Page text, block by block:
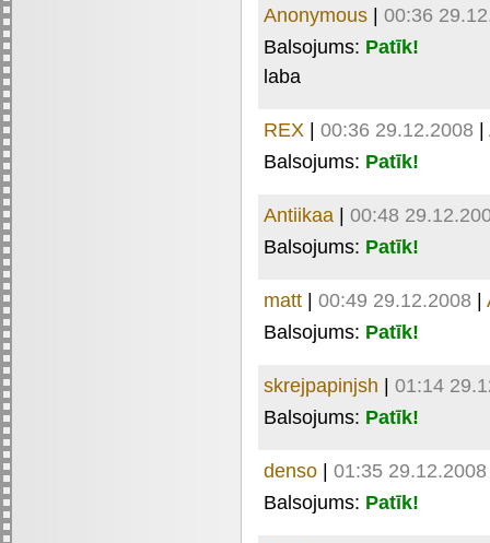
Anonymous | 00:36
Balsojums: Patīk!
laba
REX | 00:36 29.12.2008 |
Balsojums: Patīk!
Antiikaa | 00:48
Balsojums: Patīk!
matt | 00:49 29.12.2008 |
Balsojums: Patīk!
skrejpapinjsh | 01:14
Balsojums: Patīk!
denso | 01:35 29.12.2008
Balsojums: Patīk!